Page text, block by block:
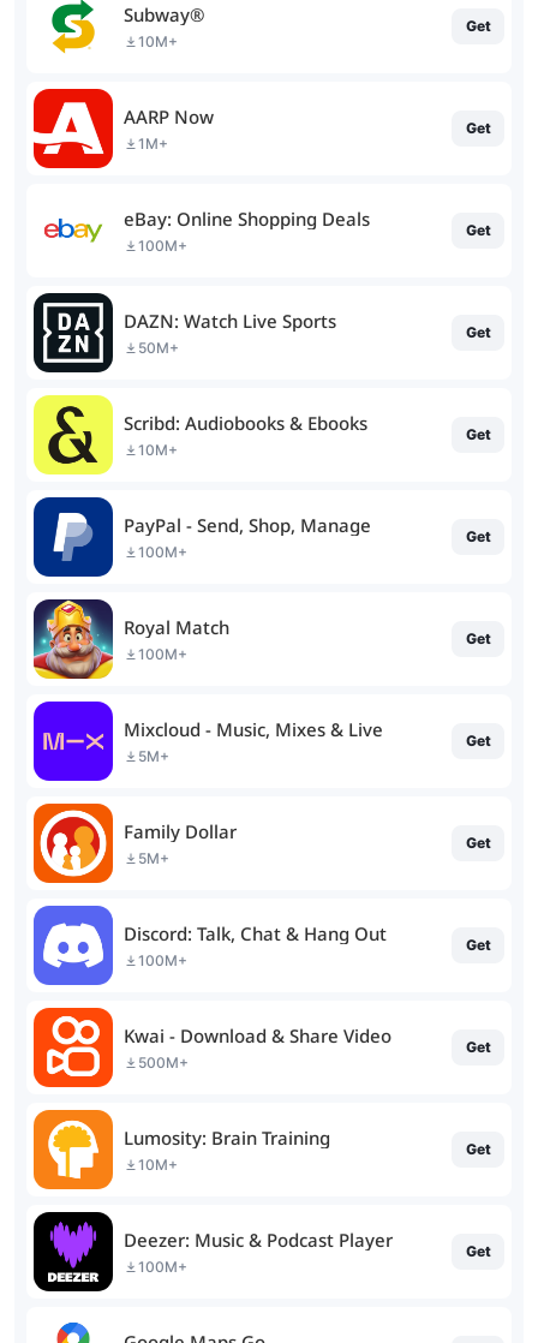
Subway®
10M+
Get
AARP Now
1M+
Get
eBay: Online Shopping Deals
100M+
Get
DAZN: Watch Live Sports
50M+
Get
Scribd: Audiobooks & Ebooks
10M+
Get
PayPal - Send, Shop, Manage
100M+
Get
Royal Match
100M+
Get
Mixcloud - Music, Mixes & Live
5M+
Get
Family Dollar
5M+
Get
Discord: Talk, Chat & Hang Out
100M+
Get
Kwai - Download & Share Video
500M+
Get
Lumosity: Brain Training
10M+
Get
Deezer: Music & Podcast Player
100M+
Get